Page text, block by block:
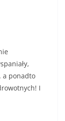
a ponadto
I